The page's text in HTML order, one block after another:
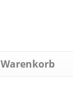
Warenkorb